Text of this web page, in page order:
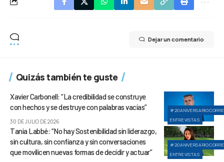
Dejar un comentario
Quizás también te guste
ENTREVISTAS
Xavier Carbonell: “La credibilidad se construye
con hechos y se destruye con palabras vacías”
30 DE JULIO DE 2026
ENTREVISTAS
Tania Labbé: “No hay Sostenibilidad sin liderazgo,
sin cultura, sin confianza y sin conversaciones
que movilicen nuevas formas de decidir y actuar”